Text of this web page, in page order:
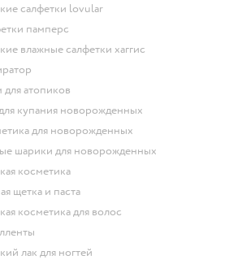
салфетки lovular
памперс
влажные салфетки хаггис
для атопиков
для купания новорожденных
для новорожденных
шарики для новорожденных
косметика
щетка и паста
косметика для волос
лак для ногтей